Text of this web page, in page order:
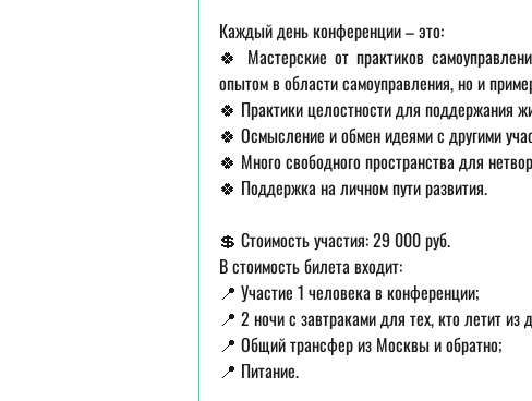
Каждый день конференции – это:
🍀 Мастерские от практиков
опытом в области самоуправления, но и
🍀 Практики целостности для поддержания
🍀 Осмысление и обмен идеями с другими
🍀 Много свободного пространства для
🍀 Поддержка на личном пути развития.
💲 Стоимость участия: 29 000 руб.
﻿В стоимость билета входит:
📍 Участие 1 человека в конференции;
📍 2 ночи с завтраками для тех, кто летит из
📍 Общий трансфер из Москвы и обратно;
📍 Питание.